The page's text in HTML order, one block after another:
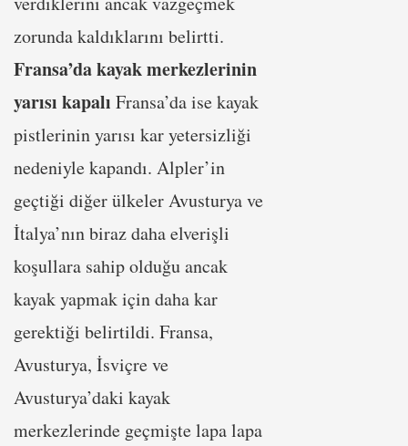
zorunda kaldıklarını belirtti.
Fransa’da kayak merkezlerinin
yarısı kapalı Fransa’da ise kayak
pistlerinin yarısı kar yetersizliği
nedeniyle kapandı. Alpler’in
geçtiği diğer ülkeler Avusturya ve
İtalya’nın biraz daha elverişli
koşullara sahip olduğu ancak
kayak yapmak için daha kar
gerektiği belirtildi. Fransa,
Avusturya, İsviçre ve
Avusturya’daki kayak
merkezlerinde geçmişte lapa lapa